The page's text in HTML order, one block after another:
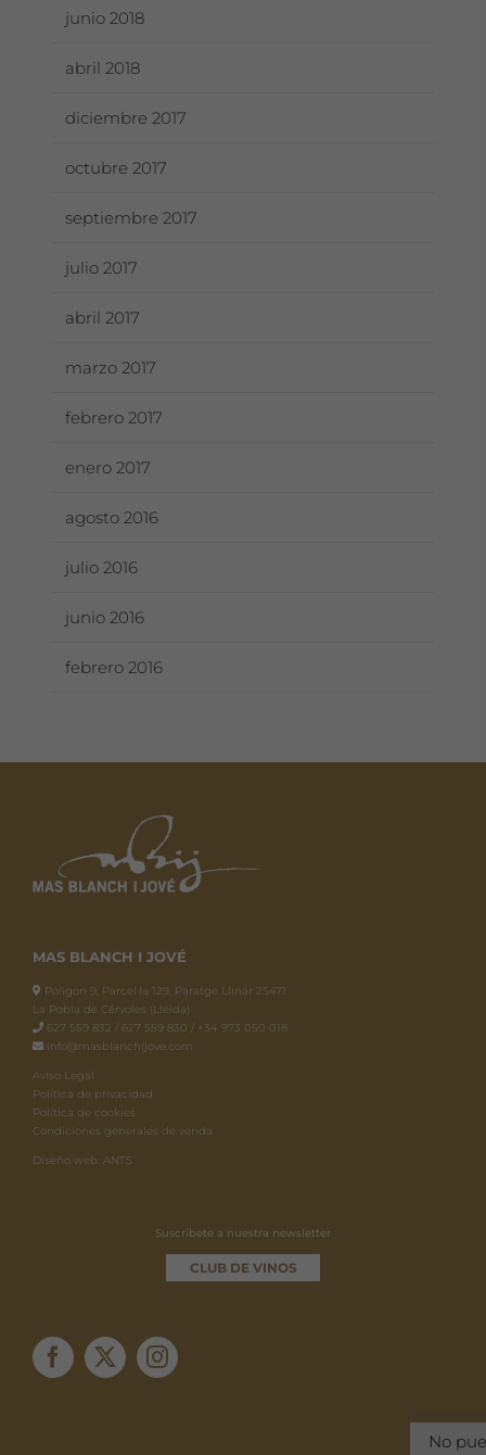
junio 2018
abril 2018
diciembre 2017
octubre 2017
septiembre 2017
julio 2017
abril 2017
marzo 2017
febrero 2017
enero 2017
agosto 2016
julio 2016
junio 2016
febrero 2016
MAS BLANCH I JOVÉ
Polígon 9, Parcel·la 129, Paratge Llinar 25471.
La Pobla de Cérvoles (Lleida)
627 559 832 / 627 559 830 / +34 973 050 018
info@masblanchijove.com
Aviso Legal
Política de privacidad
Política de cookies
Condiciones generales de venda
Diseño web: ANTS
Suscríbete a nuestra newsletter
CLUB DE VINOS
No